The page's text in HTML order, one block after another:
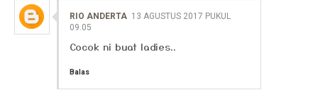
RIO ANDERTA 13 AGUSTUS 2017 PUKUL
09.05
Cocok ni buat ladies..
Balas